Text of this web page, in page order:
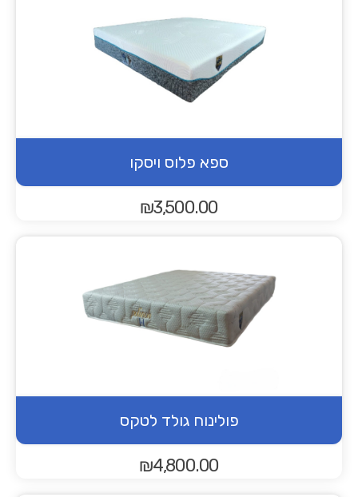
ספא פלוס ויסקו
₪3,500.00
פולינוח גולד לטקס
₪4,800.00